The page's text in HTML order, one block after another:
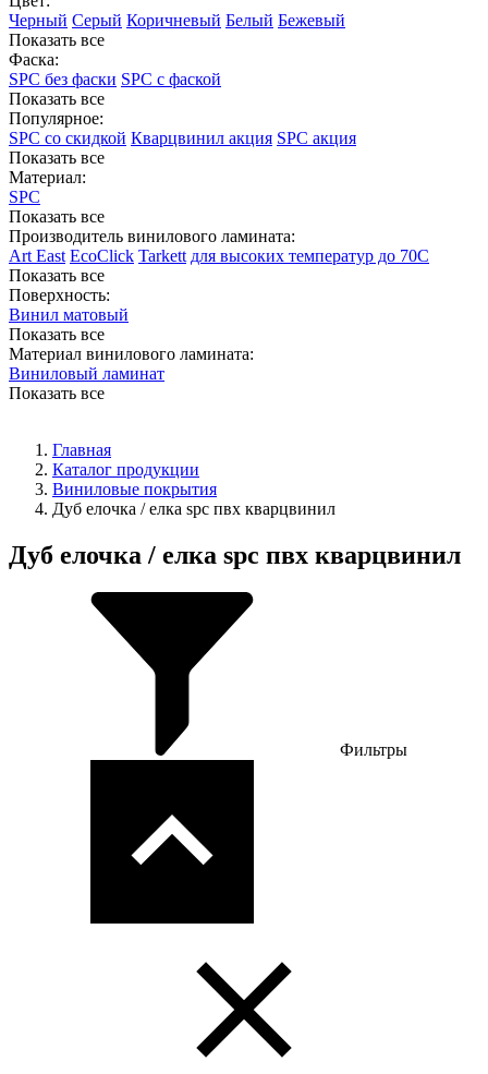
Черный Серый Коричневый Белый Бежевый
Показать все
Фаска:
SPC без фаски SPC с фаской
Показать все
Популярное:
SPC со скидкой Кварцвинил акция SPC акция
Показать все
Материал:
SPC
Показать все
Производитель винилового ламината:
Art East EcoClick Tarkett для высоких температур до 70С
Показать все
Поверхность:
Винил матовый
Показать все
Материал винилового ламината:
Виниловый ламинат
Показать все
Главная
Каталог продукции
Виниловые покрытия
Дуб елочка / елка spc пвх кварцвинил
Дуб елочка / елка spc пвх кварцвинил
Фильтры